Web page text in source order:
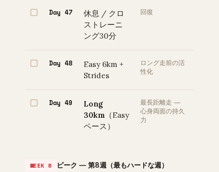
Day 47
休息 / クロ
ストレーニ
ング30分
回復
Day 48
Easy 6km +
Strides
ロング走前の活
性化
Day 49
Long
30km （Easy
ペース）
最長距離走 —
心身両面の持久
力
WEEK 8 ピーク — 第8週（最もハードな週）